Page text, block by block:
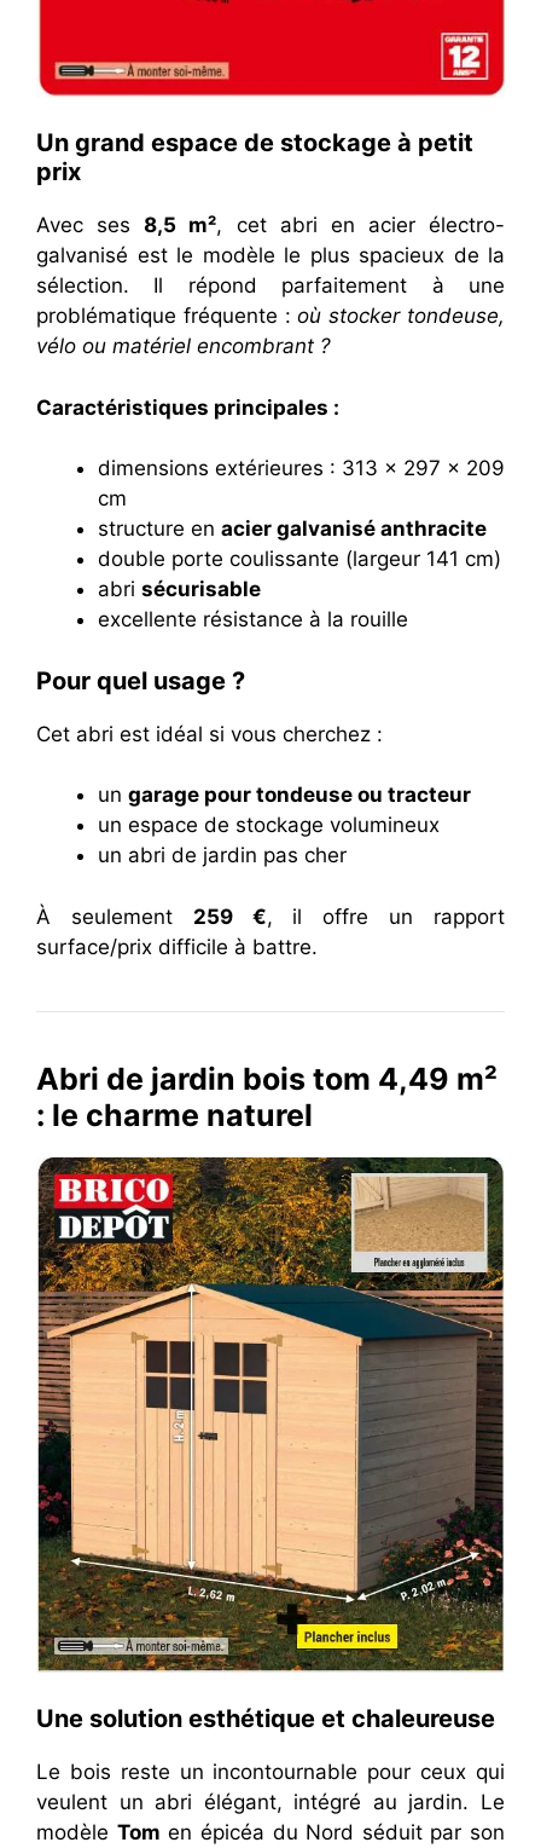
Un grand espace de stockage à petit
prix
Avec ses8,5 m², cet abri en acier électro-
galvanisé est le modèle le plus spacieux de la
sélection. Il répond parfaitement à une
problématique fréquente :où stocker tondeuse,
vélo ou matériel encombrant ?
Caractéristiques principales :
dimensions extérieures : 313 x 297 x 209
cm
structure en acier galvanisé anthracite
double porte coulissante (largeur 141 cm)
abri sécurisable
excellente résistance à la rouille
Pour quel usage ?
Cet abri est idéal si vous cherchez :
un garage pour tondeuse ou tracteur
un espace de stockage volumineux
un abri de jardin pas cher
À seulement 259 €, il offre un rapport
surface/prix difficile à battre.
Abri de jardin bois tom 4,49 m²
: le charme naturel
Une solution esthétique et chaleureuse
Le bois reste un incontournable pour ceux qui
veulent un abri élégant, intégré au jardin. Le
modèle Tom en épicéa du Nord séduit par son